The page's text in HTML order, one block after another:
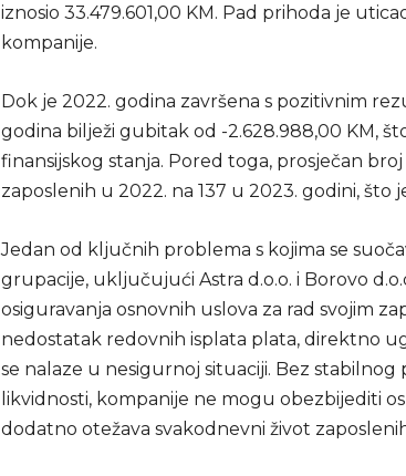
iznosio 33.479.601,00 KM. Pad prihoda je
kompanije.
Dok je 2022. godina završena s pozitivnim
godina bilježi gubitak od -2.628.988,00 KM,
finansijskog stanja. Pored toga, prosječan broj
zaposlenih u 2022. na 137 u 2023. godini, što
Jedan od ključnih problema s kojima se
grupacije, uključujući Astra d.o.o. i Borovo
osiguravanja osnovnih uslova za rad svojim
nedostatak redovnih isplata plata, direktno
se nalaze u nesigurnoj situaciji. Bez stabilnog
likvidnosti, kompanije ne mogu obezbijediti
dodatno otežava svakodnevni život